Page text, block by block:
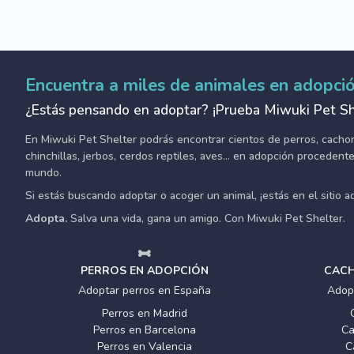
Encuentra a miles de animales en
¿Estás pensando en adoptar? ¡Prueba Miwuki Pet
En Miwuki Pet Shelter podrás encontrar cientos de perros,
chinchillas, jerbos, cerdos reptiles, aves... en adopción
mundo.
Si estás buscando adoptar o acoger un animal, ¡estás en el sitio
Adopta. Salva una vida, gana un amigo. Con Miwuki Pet Shelter.
PERROS EN ADOPCIÓN
Adoptar perros en España
Perros en Madrid
Perros en Barcelona
Perros en Valencia